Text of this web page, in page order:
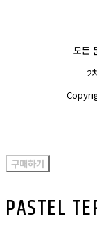
모든
2
구매하기
PASTEL